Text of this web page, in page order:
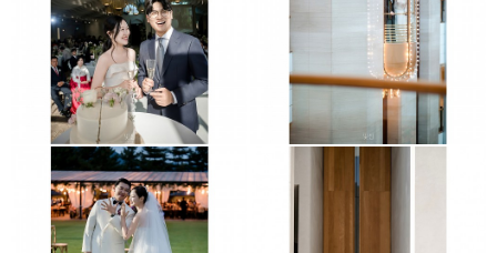
세인트메리스강남 잠실 롯데호텔